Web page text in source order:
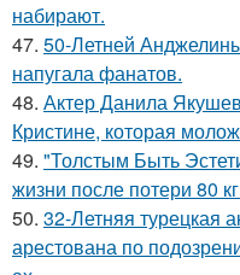
набирают.
47. 50-Летней
напугала фанатов.
48. Актер Данила
Кристине, которая
49. "Толстым Быть
жизни после потери 80
50. 32-Летняя турецкая
арестована по